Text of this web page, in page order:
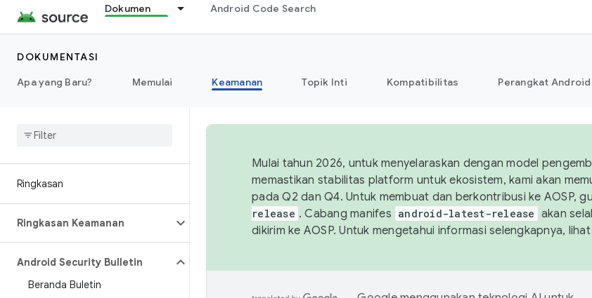
Dokumen Android Code Search
DOKUMENTASI
Apa yang Baru?
Memulai Keamanan Topik Inti Kompatibilitas Perangkat Android
Ringkasan
Ringkasan Keamanan
Android Security Bulletin
Beranda Buletin
Mulai tahun 2026, untuk menyelaraskan dengan model
memastikan stabilitas platform untuk ekosistem, kami akan
pada Q2 dan Q4. Untuk membuat dan berkontribusi ke AOSP,
release . Cabang manifes android-latest-release akan
dikirim ke AOSP. Untuk mengetahui informasi selengkapnya, lihat